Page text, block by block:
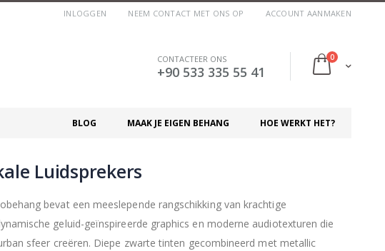
INLOGGEN NEEM CONTACT MET ONS OP ACCOUNT AANMAKEN
Cart
0producten
CONTACTEER ONS
+90 533 335 55 41
HOE WERKT HET?
MAAK JE EIGEN BEHANG
BLOG
Luidsprekers
bevat een meeslepende rangschikking van krachtige
geluid-geïnspireerde graphics en moderne audiotexturen die
sfeer creëren. Diepe zwarte tinten gecombineerd met metallic